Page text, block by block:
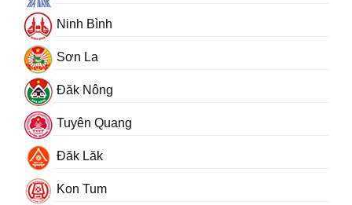
Ninh Bình
Sơn La
Đăk Nông
Tuyên Quang
Đăk Lăk
Kon Tum